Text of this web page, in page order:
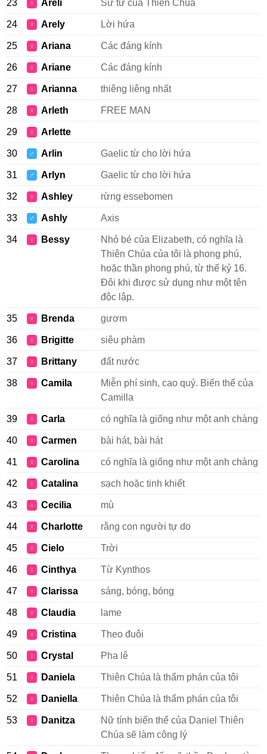
23 ♀ Areli Sư tử của Thiên Chúa
24 ♀ Arely Lời hứa
25 ♀ Ariana Các đáng kính
26 ♀ Ariane Các đáng kính
27 ♀ Arianna thiêng liêng nhất
28 ♀ Arleth FREE MAN
29 ♀ Arlette
30 ♂ Arlin Gaelic từ cho lời hứa
31 ♂ Arlyn Gaelic từ cho lời hứa
32 ♀ Ashley rừng essebomen
33 ♂ Ashly Axis
34 ♀ Bessy
Nhỏ bé của Elizabeth, có nghĩa là
Thiên Chúa của tôi là phong phú,
hoặc thần phong phú, từ thế kỷ 16.
Đôi khi được sử dụng như một tên
độc lập.
35 ♀ Brenda gươm
36 ♀ Brigitte siêu phàm
37 ♀ Brittany đất nước
38 ♀ Camila
Miễn phí sinh, cao quý. Biến thể của
Camilla
39 ♀ Carla có nghĩa là giống như một anh chàng
40 ♀ Carmen bài hát, bài hát
41 ♀ Carolina có nghĩa là giống như một anh chàng
42 ♀ Catalina sạch hoặc tinh khiết
43 ♀ Cecilia mù
44 ♀ Charlotte rằng con người tự do
45 ♀ Cielo Trời
46 ♀ Cinthya Từ Kynthos
47 ♀ Clarissa sáng, bóng, bóng
48 ♀ Claudia lame
49 ♀ Cristina Theo đuôi
50 ♀ Crystal Pha lê
51 ♀ Daniela Thiên Chúa là thẩm phán của tôi
52 ♀ Daniella Thiên Chúa là thẩm phán của tôi
53 ♀ Danitza
Nữ tính biến thể của Daniel Thiên
Chúa sẽ làm công lý